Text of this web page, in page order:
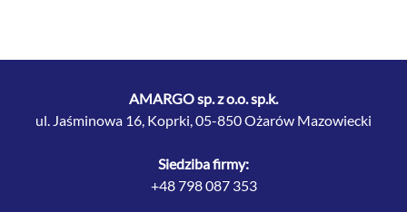
AMARGO sp. z o.o. sp.k.
ul. Jaśminowa 16, Koprki, 05-850 Ożarów Mazowiecki
Siedziba firmy:
+48 798 087 353